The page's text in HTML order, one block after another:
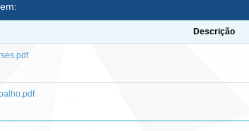
Descrição